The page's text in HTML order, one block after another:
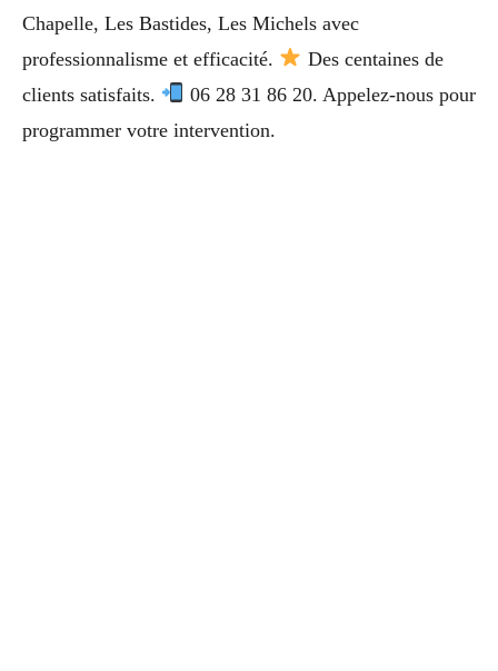
Chapelle, Les Bastides, Les Michels avec
professionnalisme et efficacité.
Des centaines de
clients satisfaits.
06 28 31 86 20. Appelez-nous pour
programmer votre intervention.